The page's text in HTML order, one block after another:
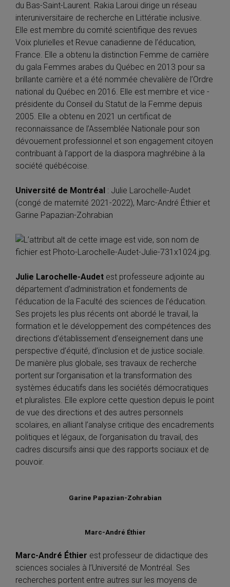
du Bas-Saint-Laurent. Rakia Laroui dirige un réseau
interuniversitaire de recherche en Littératie inclusive.
Elle est membre du comité scientifique des revues
Voix plurielles et Revue canadienne de l’éducation,
France. Elle a obtenu la distinction Femme de carrière
du gala Femmes arabes du Québec en 2013 pour sa
brillante carrière et a été nommée chevalière de l’Ordre
national du Québec en 2016. Elle est membre et vice -
présidente du Conseil du Statut de la Femme depuis
2005. Elle a obtenu en 2021 un certificat de
reconnaissance de l’Assemblée Nationale pour son
dévouement professionnel et son engagement citoyen
contribuant à l’apport de la diaspora maghrébine à la
société québécoise.
Université de Montréal : Julie Larochelle-Audet
(congé de maternité 2021-2022), Marc-André Éthier et
Garine Papazian-Zohrabian
Julie Larochelle-Audet est professeure adjointe au
département d’administration et fondements de
l’éducation de la Faculté des sciences de l’éducation.
Ses projets les plus récents ont abordé le travail, la
formation et le développement des compétences des
directions d’établissement d’enseignement dans une
perspective d’équité, d’inclusion et de justice sociale.
De manière plus globale, ses travaux de recherche
portent sur l’organisation et la transformation des
systèmes éducatifs dans les sociétés démocratiques
et pluralistes. Elle explore cette question depuis le point
de vue des directions et des autres personnels
scolaires, en alliant l’analyse critique des encadrements
politiques et légaux, de l’organisation du travail, des
cadres discursifs ainsi que des rapports sociaux et de
pouvoir.
Garine Papazian-Zohrabian
Marc-André Éthier
Marc-André Éthier est professeur de didactique des
sciences sociales à l’Université de Montréal. Ses
recherches portent entre autres sur les moyens de